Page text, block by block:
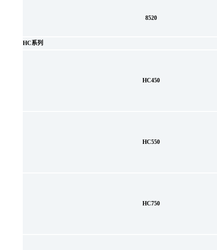
8520
HC系列
HC450
HC550
HC750